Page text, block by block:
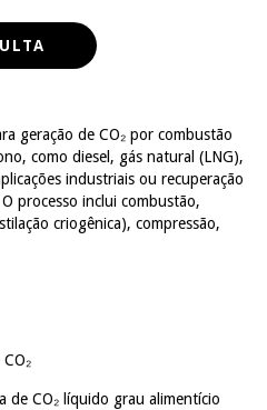
geração de CO₂ por combustão
como diesel, gás natural (LNG),
industriais ou recuperação
processo inclui combustão,
criogênica), compressão,
de CO₂ líquido grau alimentício